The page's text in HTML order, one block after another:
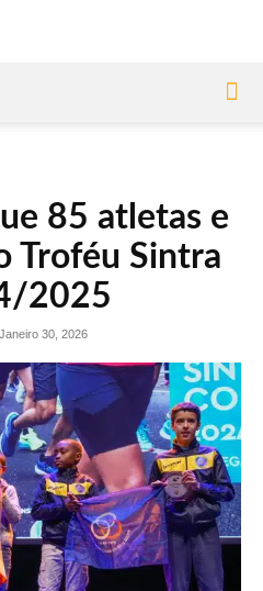
85 atletas e
Troféu Sintra
2025
Janeiro 30, 2026